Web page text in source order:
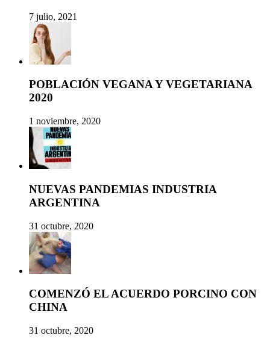
7 julio, 2021
POBLACIÓN VEGANA Y VEGETARIANA
2020
1 noviembre, 2020
NUEVAS PANDEMIAS INDUSTRIA
ARGENTINA
31 octubre, 2020
COMENZÓ EL ACUERDO PORCINO CON
CHINA
31 octubre, 2020